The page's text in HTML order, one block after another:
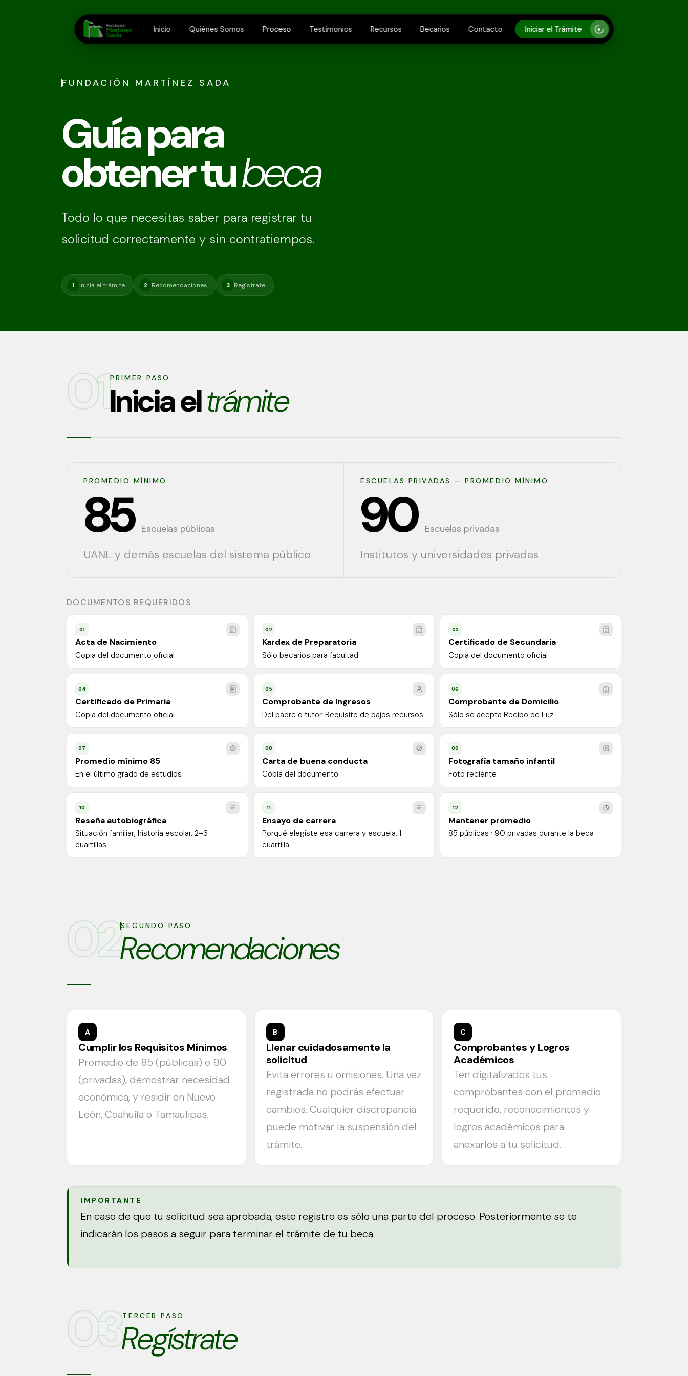
Inicio Quiénes Somos Proceso Testimonios Recursos Becarios Contacto Iniciar el Trámite
FUNDACIÓN MARTÍNEZ SADA
Guía para
obtener tubeca
Todo lo que necesitas saber para registrar tu
solicitud correctamente y sin contratiempos.
1 Inicia el trámite 2 Recomendaciones 3 Regístrate
01PRIMER PASO
Inicia eltrámite
PROMEDIO MÍNIMO
85 Escuelas públicas
UANL y demás escuelas del sistema público
ESCUELAS PRIVADAS — PROMEDIO MÍNIMO
90 Escuelas privadas
Institutos y universidades privadas
DOCUMENTOS REQUERIDOS
01
Acta de Nacimiento
Copia del documento oficial
02
Kardex de Preparatoria
Sólo becarios para facultad
03
Certificado de Secundaria
Copia del documento oficial
04
Certificado de Primaria
Copia del documento oficial
05
Comprobante de Ingresos
Del padre o tutor. Requisito de bajos recursos.
06
Comprobante de Domicilio
Sólo se acepta Recibo de Luz
07
Promedio mínimo 85
En el último grado de estudios
08
Carta de buena conducta
Copia del documento
09
Fotografía tamaño infantil
Foto reciente
10
Reseña autobiográfica
Situación familiar, historia escolar. 2–3
cuartillas.
11
Ensayo de carrera
Porqué elegiste esa carrera y escuela. 1
cuartilla.
12
Mantener promedio
85 públicas · 90 privadas durante la beca
02SEGUNDO PASO
Recomendaciones
A
Cumplir los Requisitos Mínimos
Promedio de 85 (públicas) o 90
(privadas), demostrar necesidad
económica, y residir en Nuevo
León, Coahuila o Tamaulipas.
B
Llenar cuidadosamente la
solicitud
Evita errores u omisiones. Una vez
registrada no podrás efectuar
cambios. Cualquier discrepancia
puede motivar la suspensión del
trámite.
C
Comprobantes y Logros
Académicos
Ten digitalizados tus
comprobantes con el promedio
requerido, reconocimientos y
logros académicos para
anexarlos a tu solicitud.
IMPORTANTE
En caso de que tu solicitud sea aprobada, este registro es sólo una parte del proceso. Posteriormente se te
indicarán los pasos a seguir para terminar el trámite de tu beca.
03TERCER PASO
Regístrate